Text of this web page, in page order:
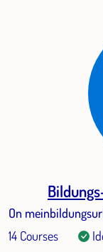
On
14 Courses